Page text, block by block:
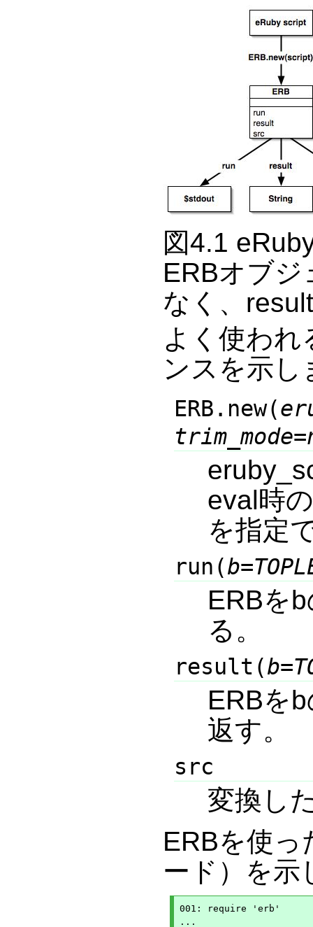
図4.1
ERBオブジ
なく、
よく使わ
ンスを示し
ERB.new(
trim_mode=
eval時
を指定
run(b=
ERBを
る。
result(b=
ERBを
返す。
src
変換し
ERBを使っ
ード）を示
001: require 'erb'
...